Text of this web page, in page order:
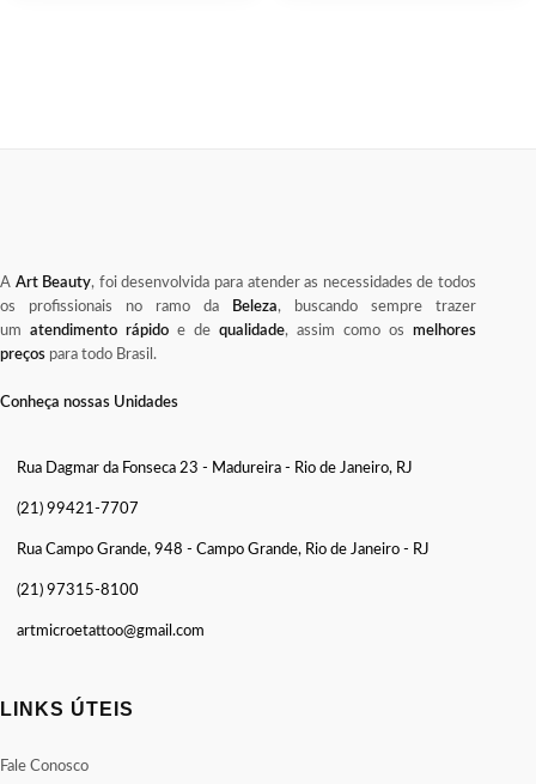
A Art Beauty, foi desenvolvida para atender as necessidades de todos
os profissionais no ramo da
Beleza, buscando sempre trazer
um atendimento rápido e de qualidade, assim como os melhores
preços para todo Brasil.
Conheça nossas Unidades
Rua Dagmar da Fonseca 23 - Madureira - Rio de Janeiro, RJ
(21) 99421-7707
Rua Campo Grande, 948 - Campo Grande, Rio de Janeiro - RJ
(21) 97315-8100
artmicroetattoo@gmail.com
LINKS ÚTEIS
Fale Conosco